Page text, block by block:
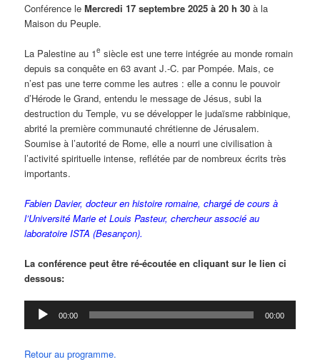
Conférence leMercredi 17 septembre 2025 à 20 h 30à la
Maison du Peuple.
La Palestine au 1e siècle est une terre intégrée au monde romain
depuis sa conquête en 63 avant J.-C. par Pompée. Mais, ce
n’est pas une terre comme les autres : elle a connu le pouvoir
d’Hérode le Grand, entendu le message de Jésus, subi la
destruction du Temple, vu se développer le judaïsme rabbinique,
abrité la première communauté chrétienne de Jérusalem.
Soumise à l’autorité de Rome, elle a nourri une civilisation à
l’activité spirituelle intense, reflétée par de nombreux écrits très
importants.
Fabien Davier, docteur en histoire romaine, chargé de cours à
l’Université Marie et Louis Pasteur, chercheur associé au
laboratoire ISTA (Besançon).
La conférence peut être ré-écoutée en cliquant sur le lien ci
dessous:
Lecteur
audio
00:00 00:00
Retour au programme.